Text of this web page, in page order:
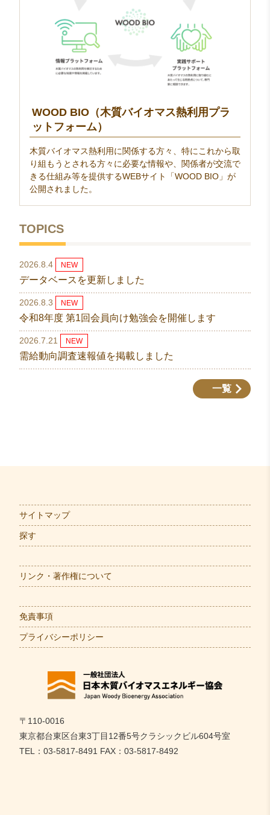
WOOD BIO（木質バイオマス熱利用プラ
ットフォーム）
木質バイオマス熱利用に関係する方々、特にこれから取
り組もうとされる方々に必要な情報や、関係者が交流で
きる仕組み等を提供するWEBサイト「WOOD BIO」が
公開されました。
TOPICS
2026.8.4 NEW
データベースを更新しました
2026.8.3 NEW
令和8年度 第1回会員向け勉強会を開催します
2026.7.21 NEW
需給動向調査速報値を掲載しました
一覧
サイトマップ
探す
リンク・著作権について
免責事項
プライバシーポリシー
〒110-0016
東京都台東区台東3丁目12番5号クラシックビル604号室
TEL：03-5817-8491 FAX：03-5817-8492